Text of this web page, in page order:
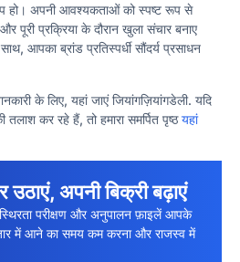
हो। अपनी आवश्यकताओं को स्पष्ट रूप से
पूरी प्रक्रिया के दौरान खुला संचार बनाए
आपका ब्रांड प्रतिस्पर्धी सौंदर्य प्रसाधन
के लिए, यहां जाएं जियांगज़ियांगडेली. यदि
तलाश कर रहे हैं, तो हमारा समर्पित पृष्ठयहां
अपनी बिक्री बढ़ाएं
परीक्षण और अनुपालन फ़ाइलें आपके
में आने का समय कम करना और राजस्व में